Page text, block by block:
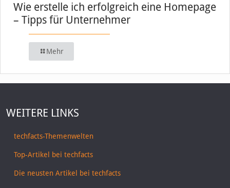
Wie erstelle ich erfolgreich eine Homepage
– Tipps für Unternehmer
Mehr
WEITERE LINKS
techfacts-Themenwelten
Top-Artikel bei techfacts
Die neusten Artikel bei techfacts